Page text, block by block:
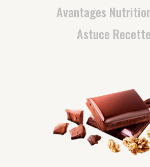
Avantages
Astuce Recette